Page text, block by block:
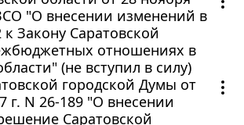
"О внесении изменений в
Закону Саратовской
отношениях в
(не вступил в силу)
городской Думы от
г. N 26-189 "О внесении
Саратовской